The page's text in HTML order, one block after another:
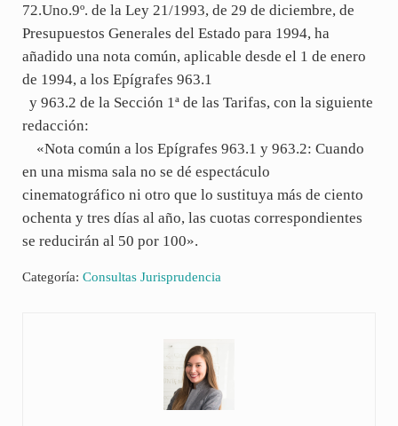
72.Uno.9º. de la Ley 21/1993, de 29 de diciembre, de
Presupuestos Generales del Estado para 1994, ha
añadido una nota común, aplicable desde el 1 de enero
de 1994, a los Epígrafes 963.1
y 963.2 de la Sección 1ª de las Tarifas, con la siguiente
redacción:
«Nota común a los Epígrafes 963.1 y 963.2: Cuando
en una misma sala no se dé espectáculo
cinematográfico ni otro que lo sustituya más de ciento
ochenta y tres días al año, las cuotas correspondientes
se reducirán al 50 por 100».
Categoría: Consultas Jurisprudencia